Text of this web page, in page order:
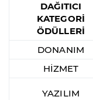
DAĞITICI
KATEGORİ
ÖDÜLLERİ
DONANIM
HİZMET
YAZILIM